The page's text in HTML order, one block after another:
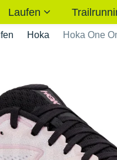
Laufen
Hoka Hoka One